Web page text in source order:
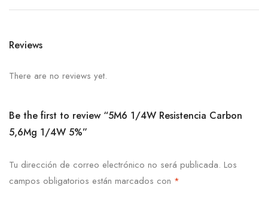
Reviews
There are no reviews yet.
Be the first to review “5M6 1/4W Resistencia Carbon
5,6Mg 1/4W 5%”
Tu dirección de correo electrónico no será publicada. Los
campos obligatorios están marcados con *